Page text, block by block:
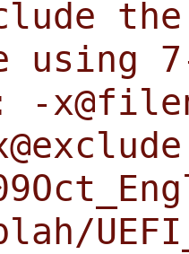
using
-